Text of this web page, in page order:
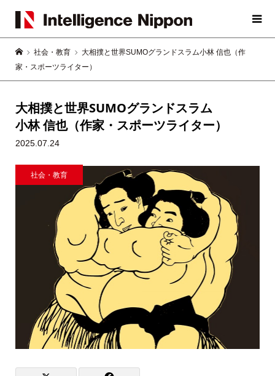
社会・教育
大相撲と世界SUMOグランドスラム小林 信也（作
家・スポーツライター）
大相撲と世界SUMOグランドスラム
小林 信也（作家・スポーツライター）
2025.07.24
社会・教育